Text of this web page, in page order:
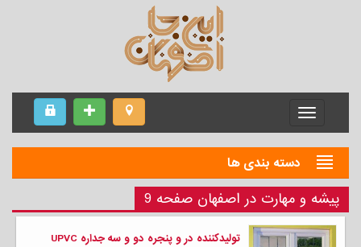
Menu
دسته بندی ها
پیشه و مهارت در اصفهان صفحه 9
تولیدکننده در و پنجره دو و سه جداره UPVC